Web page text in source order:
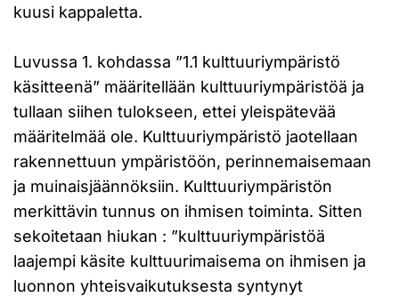
kuusi kappaletta.
Luvussa 1. kohdassa ”1.1 kulttuuriympäristö
käsitteenä” määritellään kulttuuriympäristöä ja
tullaan siihen tulokseen, ettei yleispätevää
määritelmää ole. Kulttuuriympäristö jaotellaan
rakennettuun ympäristöön, perinnemaisemaan
ja muinaisjäännöksiin. Kulttuuriympäristön
merkittävin tunnus on ihmisen toiminta. Sitten
sekoitetaan hiukan : ”kulttuuriympäristöä
laajempi käsite kulttuurimaisema on ihmisen ja
luonnon yhteisvaikutuksesta syntynyt